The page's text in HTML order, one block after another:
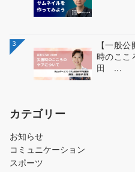
3
【一般
時のここ
田 ...
カテゴリー
お知らせ
コミュニケーション
スポーツ